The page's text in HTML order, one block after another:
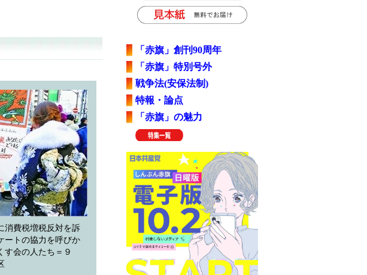
消費税増税反対を訴
ートの協力を呼びか
す会の人たち＝９
「赤旗」創刊90周年
「赤旗」特別号外
戦争法(安保法制)
特報・論点
「赤旗」の魅力